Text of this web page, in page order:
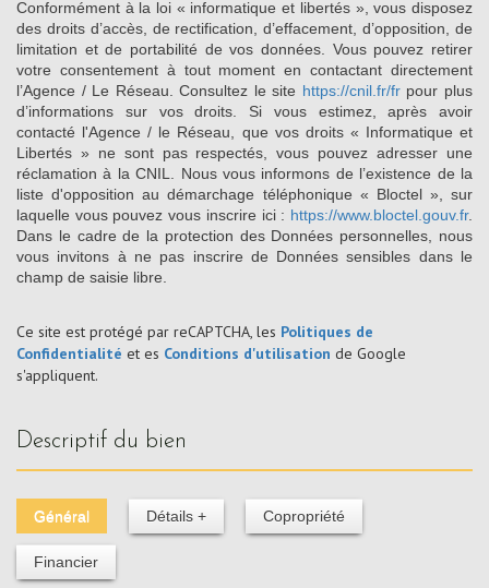
Conformément à la loi « informatique et libertés », vous disposez
des droits d’accès, de rectification, d’effacement, d’opposition, de
limitation et de portabilité de vos données. Vous pouvez retirer
votre consentement à tout moment en contactant directement
l’Agence / Le Réseau. Consultez le site https://cnil.fr/frpour plus
d’informations sur vos droits. Si vous estimez, après avoir
contacté l'Agence / le Réseau, que vos droits « Informatique et
Libertés » ne sont pas respectés, vous pouvez adresser une
réclamation à la CNIL. Nous vous informons de l’existence de la
liste d'opposition au démarchage téléphonique « Bloctel », sur
laquelle vous pouvez vous inscrire ici : https://www.bloctel.gouv.fr.
Dans le cadre de la protection des Données personnelles, nous
vous invitons à ne pas inscrire de Données sensibles dans le
champ de saisie libre.
Ce site est protégé par reCAPTCHA, les Politiques de
Confidentialité et es Conditions d'utilisation de Google
s'appliquent.
descriptif du bien
Général Détails + Copropriété
Financier